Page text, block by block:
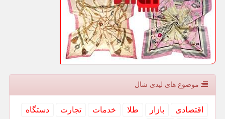
موضوع های لیدی شال
اقتصادی بازار طلا خدمات تجارت
دستگاه